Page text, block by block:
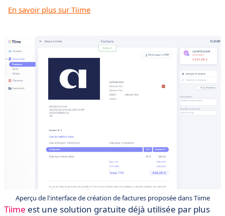
En savoir plus sur Tiime
Aperçu de l'interface de création de factures proposée dans Tiime
Tiime est une solution gratuite déjà utilisée par plus